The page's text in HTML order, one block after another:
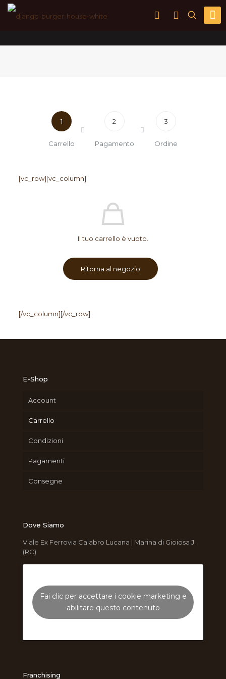
1
Carrello
2
Pagamento
3
Ordine
[vc_row][vc_column]
Il tuo carrello è vuoto.
Ritorna al negozio
[/vc_column][/vc_row]
E-Shop
Account
Carrello
Condizioni
Pagamenti
Consegne
Dove Siamo
Viale Ex Ferrovia Calabro Lucana | Marina di Gioiosa J.
(RC)
Fai clic per accettare i cookie marketing e
abilitare questo contenuto
Franchising